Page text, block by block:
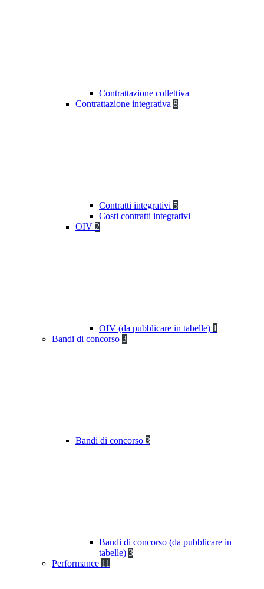
Contrattazione collettiva
Contrattazione integrativa 8
Contratti integrativi 5
Costi contratti integrativi
OIV 2
OIV (da pubblicare in tabelle) 1
Bandi di concorso 3
Bandi di concorso 3
Bandi di concorso (da pubblicare in
tabelle) 3
Performance 11